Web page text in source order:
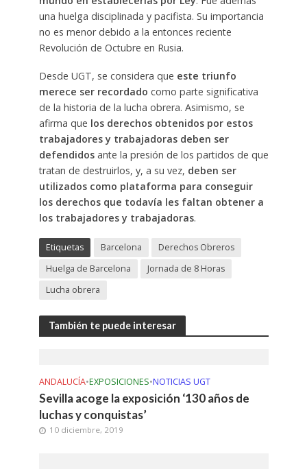
una huelga disciplinada y pacifista. Su importancia
no es menor debido a la entonces reciente
Revolución de Octubre en Rusia.
Desde UGT, se considera que este triunfo
merece ser recordado como parte significativa
de la historia de la lucha obrera. Asimismo, se
afirma que los derechos obtenidos por estos
trabajadores y trabajadoras deben ser
defendidosante la presión de los partidos de que
tratan de destruirlos, y, a su vez, deben ser
utilizados como plataforma para conseguir
los derechos que todavía les faltan obtener a
los trabajadores y trabajadoras.
Etiquetas Barcelona
Derechos Obreros
Huelga de Barcelona
Jornada de 8 Horas
Lucha obrera
También te puede interesar
ANDALUCÍA•EXPOSICIONES•NOTICIAS UGT
Sevilla acoge la exposición ‘130 años de
luchas y conquistas’
10 diciembre, 2019